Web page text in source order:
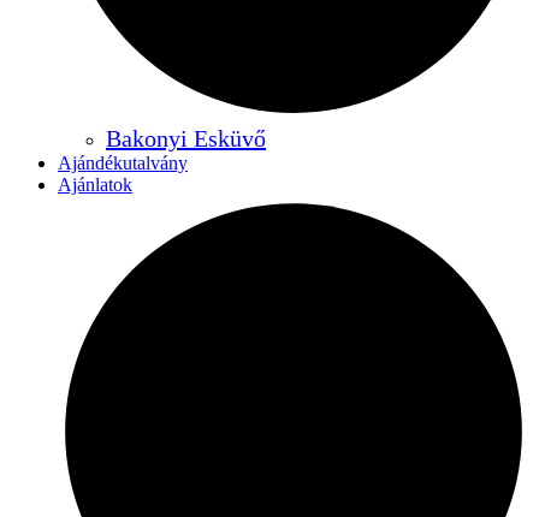
Bakonyi Esküvő
Ajándékutalvány
Ajánlatok